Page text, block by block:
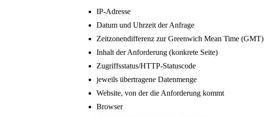
IP-Adresse
Datum und Uhrzeit der Anfrage
Zeitzonendifferenz zur Greenwich Mean Time (GMT)
Inhalt der Anforderung (konkrete Seite)
Zugriffsstatus/HTTP-Statuscode
jeweils übertragene Datenmenge
Website, von der die Anforderung kommt
Browser